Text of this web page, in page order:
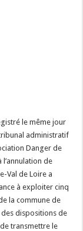
le même jour
administratif
Danger de
de
Val de Loire a
à exploiter cinq
la commune de
dispositions de
transmettre le